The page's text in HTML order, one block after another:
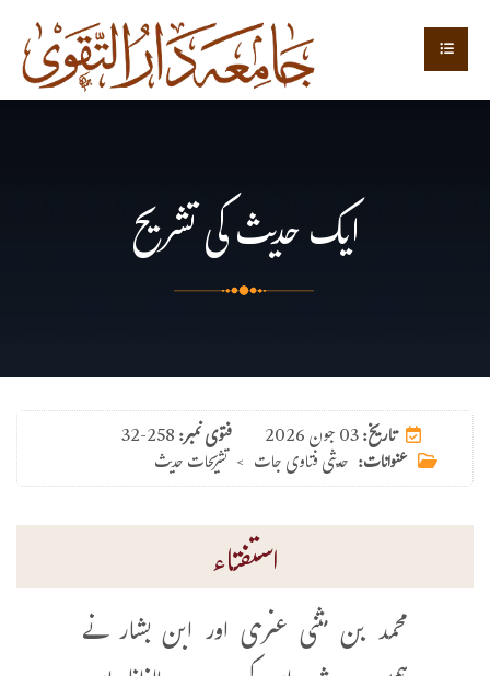
ایک حدیث کی تشریح
فتوی نمبر:32-258 تاریخ:03 جون 2026
عنوانات: حدیثی فتاوی جات > تشریحات حدیث
استفتاء
محمد بن مثنی عنزی اور ابن بشار نے